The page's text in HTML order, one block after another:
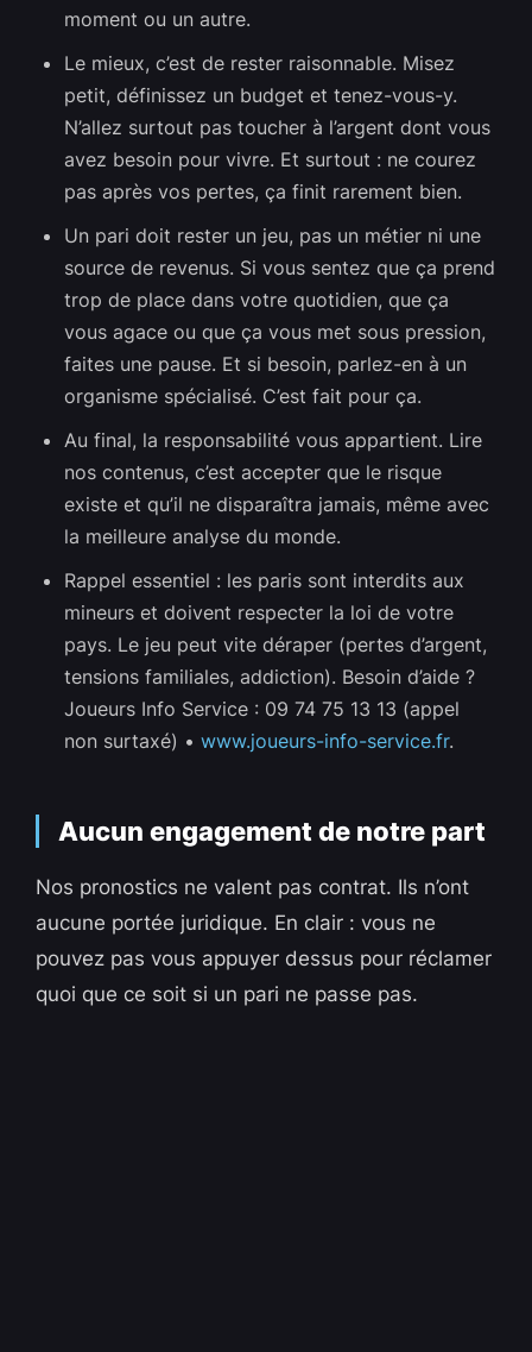
moment ou un autre.
Le mieux, c’est de rester raisonnable. Misez
petit, définissez un budget et tenez-vous-y.
N’allez surtout pas toucher à l’argent dont vous
avez besoin pour vivre. Et surtout : ne courez
pas après vos pertes, ça finit rarement bien.
Un pari doit rester un jeu, pas un métier ni une
source de revenus. Si vous sentez que ça prend
trop de place dans votre quotidien, que ça
vous agace ou que ça vous met sous pression,
faites une pause. Et si besoin, parlez-en à un
organisme spécialisé. C’est fait pour ça.
Au final, la responsabilité vous appartient. Lire
nos contenus, c’est accepter que le risque
existe et qu’il ne disparaîtra jamais, même avec
la meilleure analyse du monde.
Rappel essentiel : les paris sont interdits aux
mineurs et doivent respecter la loi de votre
pays. Le jeu peut vite déraper (pertes d’argent,
tensions familiales, addiction). Besoin d’aide ?
Joueurs Info Service : 09 74 75 13 13 (appel
non surtaxé) •www.joueurs-info-service.fr.
Aucun engagement de notre part
Nos pronostics ne valent pas contrat. Ils n’ont
aucune portée juridique. En clair : vous ne
pouvez pas vous appuyer dessus pour réclamer
quoi que ce soit si un pari ne passe pas.